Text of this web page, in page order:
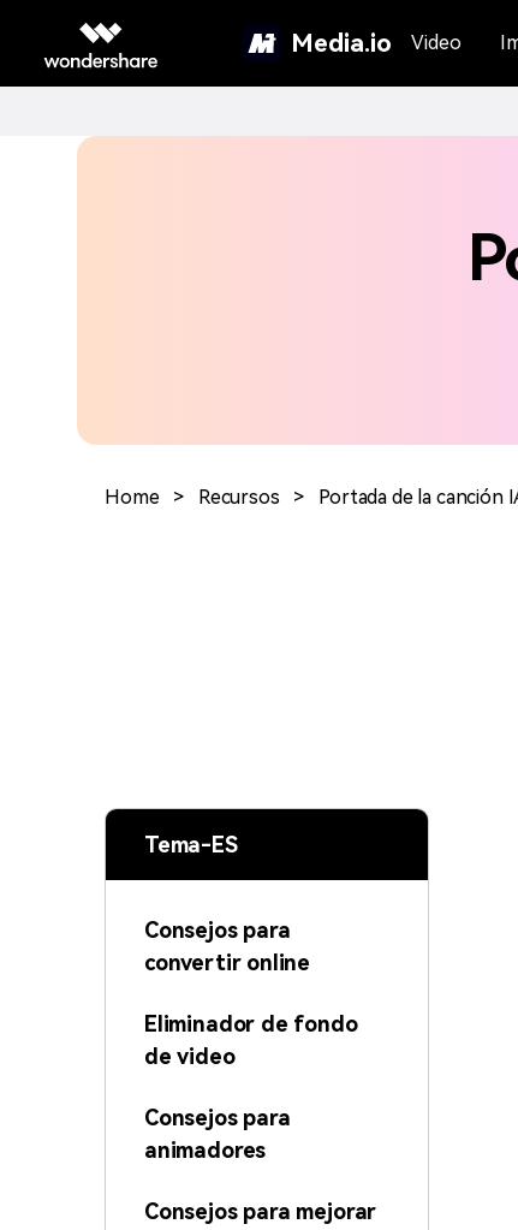
Media.io Video
Home > Recursos > Portada de la canción
Tema-ES
Consejos para
convertir online
Eliminador de fondo
de video
Consejos para
animadores
Consejos para mejorar